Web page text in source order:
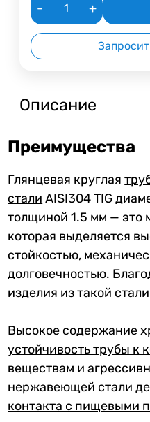
- +
Описание
Преимущества
Глянцевая круглая
стали AISI304 TIG
толщиной 1.5 мм — это
которая выделяется
стойкостью,
долговечностью.
изделия из такой
Высокое содержание
устойчивость трубы к
веществам и
нержавеющей стали
контакта с пищевыми